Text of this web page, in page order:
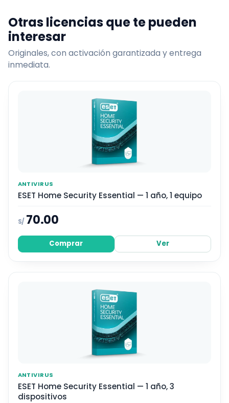
Otras licencias que te pueden
interesar
Originales, con activación garantizada y entrega
inmediata.
ANTIVIRUS
ESET Home Security Essential — 1 año, 1 equipo
S/ 70.00
Comprar Ver
ANTIVIRUS
ESET Home Security Essential — 1 año, 3
dispositivos